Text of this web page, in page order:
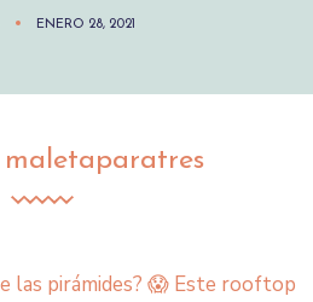
ENERO 28, 2021
maletaparatres